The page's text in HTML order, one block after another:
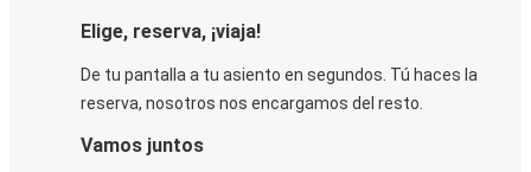
Elige, reserva, ¡viaja!
De tu pantalla a tu asiento en segundos. Tú haces la
reserva, nosotros nos encargamos del resto.
Vamos juntos